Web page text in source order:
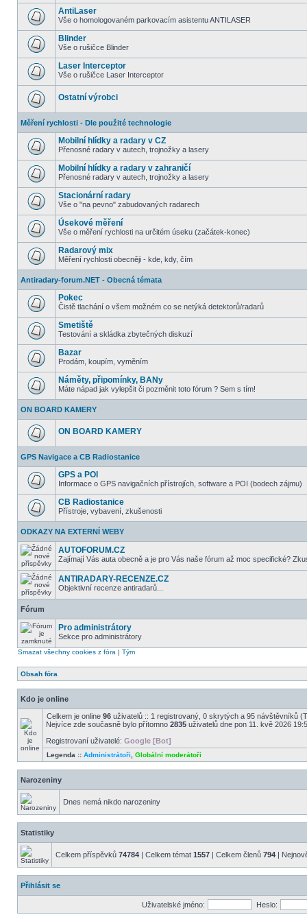
AntiLaser
Vše o homologovaném parkovacím asistentu ANTILASER
Blinder
Vše o rušičce Blinder
Laser Interceptor
Vše o rušičce Laser Interceptor
Ostatní výrobci
Měření rychlosti - Dle použité technologie
Mobilní hlídky a radary v CZ
Přenosné radary v autech, trojnožky a lasery
Mobilní hlídky a radary v zahraničí
Přenosné radary v autech, trojnožky a lasery
Stacionární radary
Vše o "na pevno" zabudovaných radarech
Úsekové měření
Vše o měření rychlosti na určitém úseku (začátek-konec)
Radarový mix
Měření rychlosti obecněji - kde, kdy, čím
Antiradary-forum.NET - Obecná témata
Pokec
Čistě tlachání o všem možném co se netýká detektorů/radarů
Smetiště
Testování a skládka zbytečných diskuzí
Bazar
Prodám, koupím, vyměním
Náměty, připomínky, BANy
Máte nápad jak vylepšit či pozměnit toto fórum ? Sem s tím!
ON BOARD KAMERY
ON BOARD KAMERY
GPS Navigace a CB Radiostanice
GPS a POI
Informace o GPS navigačních přístrojích, software a POI (bodech zájmu)
CB Radiostanice
Přístroje, vybavení, zkušenosti
ODKAZY NA EXTERNÍ WEBY
AUTOFORUM.CZ
Zajímají Vás auta obecně a je pro Vás naše fórum až moc specifické?
ANTIRADARY-RECENZE.CZ
Objektivní recenze antiradarů...
Fórum
Pro administrátory
Sekce pro administrátory
Smazat všechny cookies z fóra | Tým
Obsah fóra
Kdo je online
Celkem je online 96 uživatelů :: 1 registrovaný, 0 skrytých a 95 návštěvníků
Nejvíce zde současně bylo přítomno 2835 uživatelů dne pon 11. kvě 2026
Registrovaní uživatelé: Google [Bot]
Legenda :: Administrátoři Globální moderátoři
Narozeniny
Dnes nemá nikdo narozeniny
Statistiky
Celkem příspěvků 74784 | Celkem témat 1557 | Celkem členů 794 |
Přihlásit se
Uživatelské jméno: Heslo: